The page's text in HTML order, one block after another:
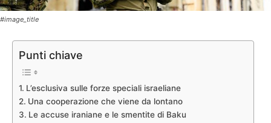
#image_title
Punti chiave
L’esclusiva sulle forze speciali israeliane
Una cooperazione che viene da lontano
Le accuse iraniane e le smentite di Baku